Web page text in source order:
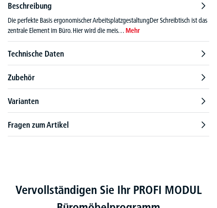
Beschreibung
Die perfekte Basis ergonomischer ArbeitsplatzgestaltungDer Schreibtisch ist das
zentrale Element im Büro. Hier wird die meis… Mehr
Technische Daten
Zubehör
Varianten
Fragen zum Artikel
Produktgalerie überspringen
Vervollständigen Sie Ihr PROFI MODUL